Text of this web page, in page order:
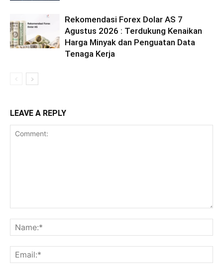
Rekomendasi Forex Dolar AS 7
Agustus 2026 : Terdukung Kenaikan
Harga Minyak dan Penguatan Data
Tenaga Kerja
LEAVE A REPLY